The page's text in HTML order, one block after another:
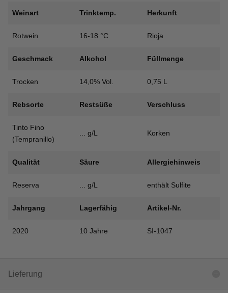
Menge
Weinart Trinktemp. Herkunft
Rotwein 16-18 °C Rioja
Geschmack Alkohol Füllmenge
Trocken 14,0% Vol. 0,75 L
Rebsorte Restsüße Verschluss
Tinto Fino
(Tempranillo)
... g/L Korken
Qualität Säure Allergiehinweis
Reserva ... g/L enthält Sulfite
Jahrgang Lagerfähig Artikel-Nr.
2020 10 Jahre SI-1047
Lieferung